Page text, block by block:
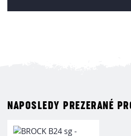
NAPOSLEDY PREZERANÉ